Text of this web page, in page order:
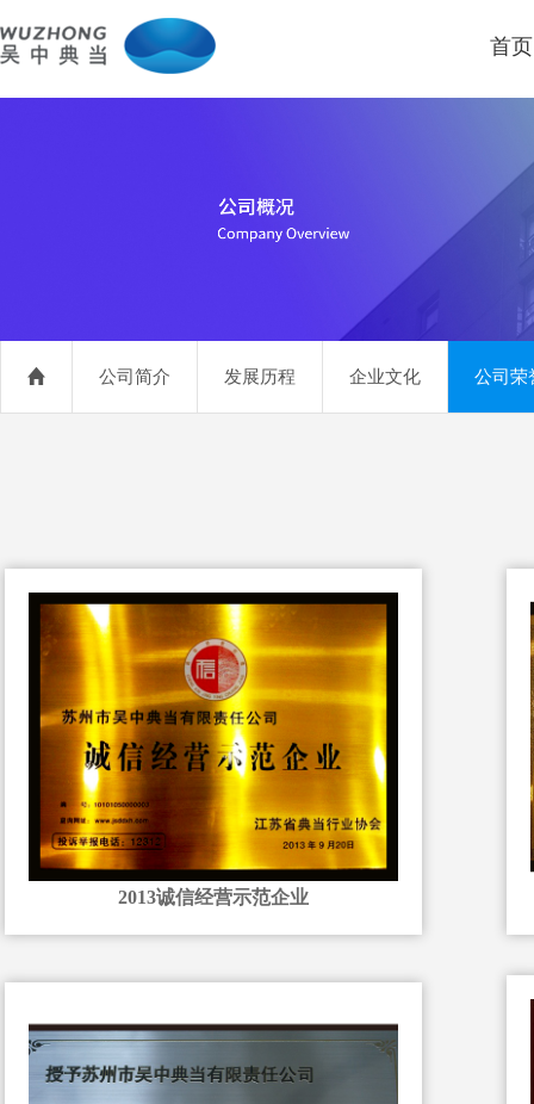
首页
公司简介 发展历程 企业文化 公司荣
2013诚信经营示范企业